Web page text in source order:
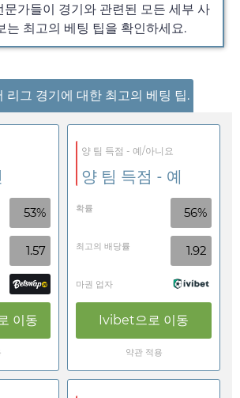
문가들이 경기와 관련된 모든 세부 사
는 최고의 베팅 팁을 확인하세요.
리그 경기에 대한 최고의 베팅 팁.
53%
1.57
이동
양 팀 득점 - 예/아니요
양 팀 득점 - 예
확률 56%
최고의 배당률 1.92
마권 업자
Ivibet으로 이동
약관 적용